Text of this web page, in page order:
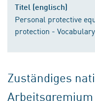
Titel (englisch)
Personal protective
protection - Vocabulary
Zuständiges
Arbeitsgremium